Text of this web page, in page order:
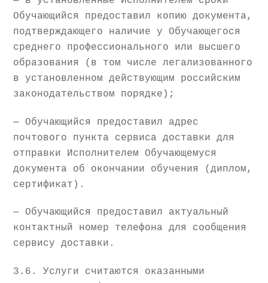
Обучающийся предоставил копию документа,
подтверждающего наличие у Обучающегося
среднего профессионального или высшего
образования (в том числе легализованного
в установленном действующим российским
законодательством порядке);
— Обучающийся предоставил адрес
почтового пункта сервиса доставки для
отправки Исполнителем Обучающемуся
документа об окончании обучения (диплом,
сертификат).
— Обучающийся предоставил актуальный
контактный номер телефона для сообщения
сервису доставки.
3.6. Услуги считаются оказанными